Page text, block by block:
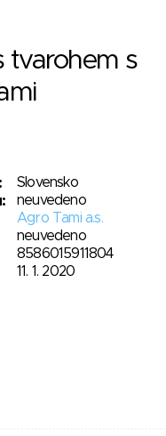
tvarohem s
Slovensko
neuvedeno
Agro Tami a.s.
neuvedeno
8586015911804
11. 1. 2020